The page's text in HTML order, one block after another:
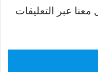
عبر التعليقات